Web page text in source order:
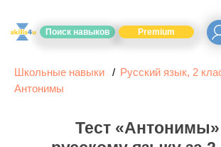
Поиск навыков Premium
Школьные навыки
Русский язык, 2
Антонимы
Тест